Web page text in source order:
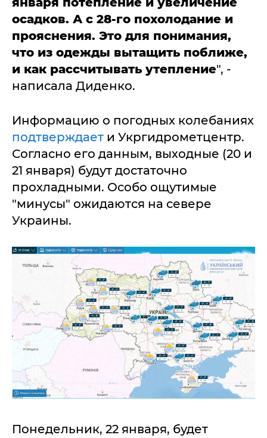
осадков. А с 28-го похолодание и
прояснения. Это для понимания,
что из одежды вытащить поближе,
и как рассчитывать утепление", -
написала Диденко.
Информацию о погодных колебаниях
подтверждает и Укргидрометцентр.
Согласно его данным, выходные (20 и
21 января) будут достаточно
прохладными. Особо ощутимые
"минусы" ожидаются на севере
Украины.
Понедельник, 22 января, будет